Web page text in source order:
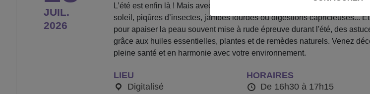
JUIL.
2026
L’été est enfin là ! Mais avec le soleil, les randonnées et les soirées en
soleil, piqûres d’insectes, jambes lourdes ou digestions capricieuses...
pour apaiser la peau souvent mise à rude épreuve durant l'été, des
grâce aux huiles essentielles, plantes et de remèdes naturels. Venez
pleine santé et en harmonie avec votre environnement.
LIEU
Digitalisé
HORAIRES
De 16h30 à 17h15